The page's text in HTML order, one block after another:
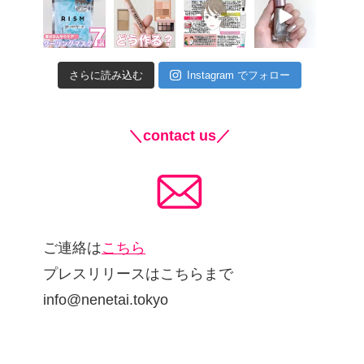
さらに読み込む Instagram でフォロー
＼contact us／
ご連絡はこちら
プレスリリースはこちらまで
info@nenetai.tokyo